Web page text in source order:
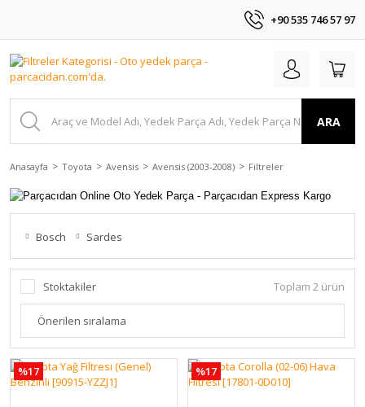
+90 535 746 57 97
ARA
Anasayfa Toyota Avensis Avensis (2003-2008) Filtreler
Bosch Sardes
Stoktakiler Toplam 2 ürün
%17 %17